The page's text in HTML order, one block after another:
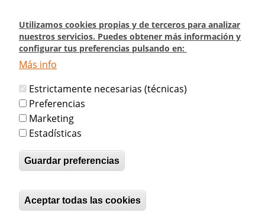
Utilizamos cookies propias y de terceros para analizar
nuestros servicios. Puedes obtener más información y
configurar tus preferencias pulsando en:
Más info
Estrictamente necesarias (técnicas)
Preferencias
Marketing
Estadísticas
Guardar preferencias
Aceptar todas las cookies
Revocar consentimiento
contenido
principal
Inicio
Madrid
Reunión oficial con el Gobierno
Vasco sobre el Frontón Beti-Jai de
Madrid
betijaimadrid
Mar, 08/11/2016 - 20:26